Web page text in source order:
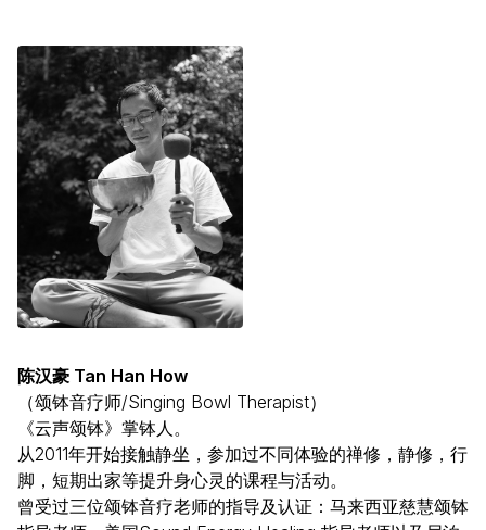
陈汉豪 Tan Han How
（颂钵音疗师/Singing Bowl Therapist）
《云声颂钵》掌钵人。
从2011年开始接触静坐，参加过不同体验的禅修，静修，行
脚，短期出家等提升身心灵的课程与活动。
曾受过三位颂钵音疗老师的指导及认证：马来西亚慈慧颂钵